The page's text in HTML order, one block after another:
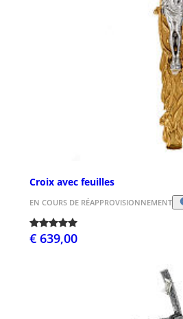
Croix avec feuilles
EN COURS DE RÉAPPROVISIONNEMENT
€ 639,00